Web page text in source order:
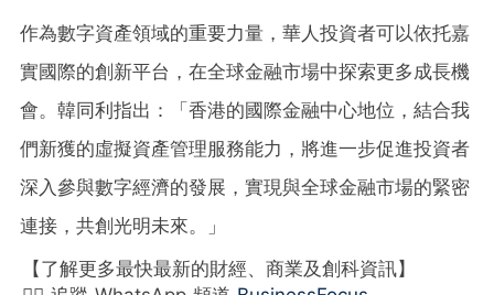
作為數字資產領域的重要力量，華人投資者可以依托嘉
實國際的創新平台，在全球金融市場中探索更多成長機
會。韓同利指出：
「香港的國際金融中心地位，結合我
們新獲的虛擬資產管理服務能力，將進一步促進投資者
深入參與數字經濟的發展，實現與全球金融市場的緊密
連接，共創光明未來。
」
【了解更多最快最新的財經、商業及創科資訊】